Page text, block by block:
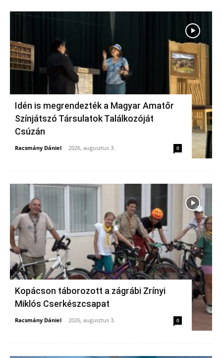
Idén is megrendezték a Magyar Amatőr
Színjátszó Társulatok Találkozóját
Csúzán
Racsmány Dániel - 2026, augusztus 3. 0
Kopácson táborozott a zágrábi Zrínyi
Miklós Cserkészcsapat
Racsmány Dániel - 2026, augusztus 3. 0